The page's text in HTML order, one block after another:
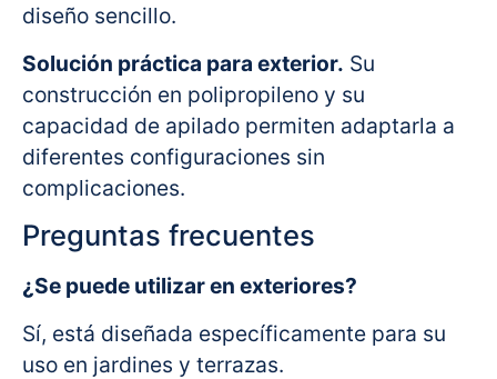
diseño sencillo.
Solución práctica para exterior. Su
construcción en polipropileno y su
capacidad de apilado permiten adaptarla a
diferentes configuraciones sin
complicaciones.
Preguntas frecuentes
¿Se puede utilizar en exteriores?
Sí, está diseñada específicamente para su
uso en jardines y terrazas.